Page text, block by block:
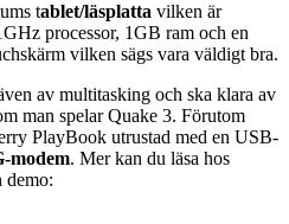
tablet/läsplatta vilken är
processor, 1GB ram och en
vilken sägs vara väldigt bra.
av multitasking och ska klara av
man spelar Quake 3. Förutom
PlayBook utrustad med en USB-
modem. Mer kan du läsa hos
demo: